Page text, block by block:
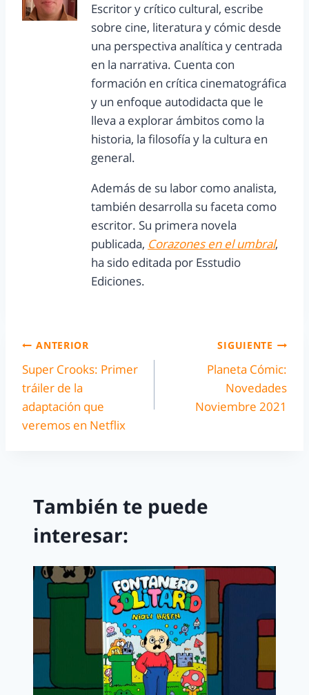
Escritor y crítico cultural, escribe
sobre cine, literatura y cómic desde
una perspectiva analítica y centrada
en la narrativa. Cuenta con
formación en crítica cinematográfica
y un enfoque autodidacta que le
lleva a explorar ámbitos como la
historia, la filosofía y la cultura en
general.
Además de su labor como analista,
también desarrolla su faceta como
escritor. Su primera novela
publicada, Corazones en el umbral,
ha sido editada por Esstudio
Ediciones.
ANTERIOR
Super Crooks: Primer
tráiler de la
adaptación que
veremos en Netflix
SIGUIENTE
Planeta Cómic:
Novedades
Noviembre 2021
También te puede
interesar: